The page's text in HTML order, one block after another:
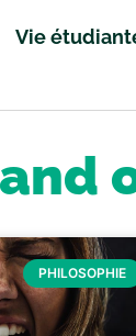
Vie
PHILOSOPHIE